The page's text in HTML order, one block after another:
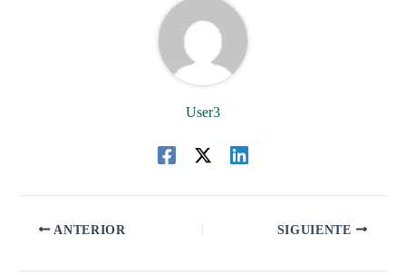
User3
ANTERIOR SIGUIENTE